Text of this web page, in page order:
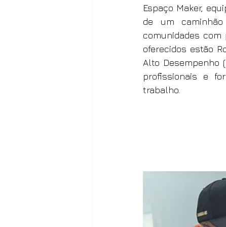
Espaço Maker,
de um
comunidades
oferecidos estão
Alto Desempenho
profissionais e
trabalho.